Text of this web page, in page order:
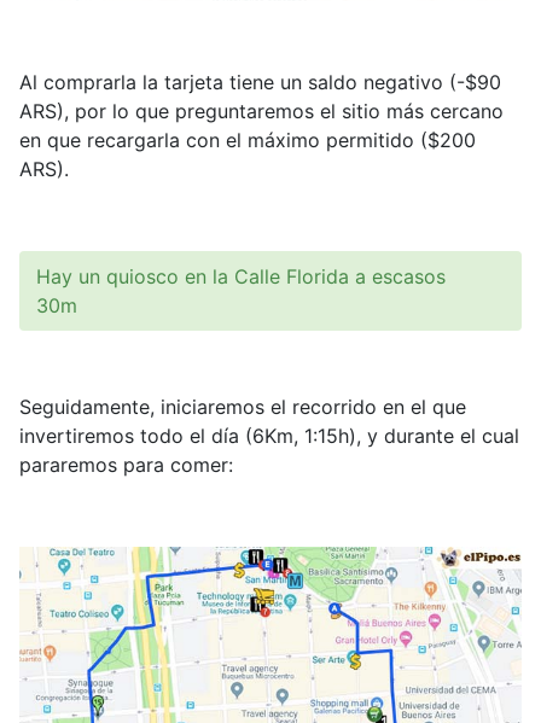
Al comprarla la tarjeta tiene un saldo negativo (-$90
ARS), por lo que preguntaremos el sitio más cercano
en que recargarla con el máximo permitido ($200
ARS).
Hay un quiosco en la Calle Florida a escasos
30m
Seguidamente, iniciaremos el recorrido en el que
invertiremos todo el día (6Km, 1:15h), y durante el cual
pararemos para comer: